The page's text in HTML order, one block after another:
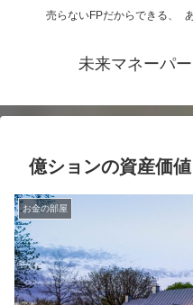
売らないFPだからできる、
未来マネーパ
億ションの資産価値
お金の部屋